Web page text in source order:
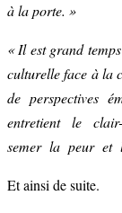
à la porte. »
« Il est grand
culturelle face à la
de perspectives
entretient le
semer la peur et
Et ainsi de suite.